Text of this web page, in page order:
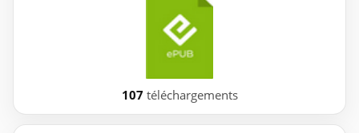
107 téléchargements